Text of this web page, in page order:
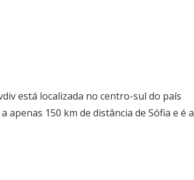
está localizada no centro-sul do país
apenas 150 km de distância de Sófia e é a